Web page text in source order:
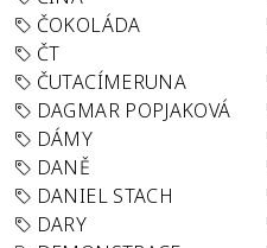
ČOKOLÁDA
ČT
ČUTACÍMERUNA
DAGMAR POPJAKOVÁ
DÁMY
DANĚ
DANIEL STACH
DARY